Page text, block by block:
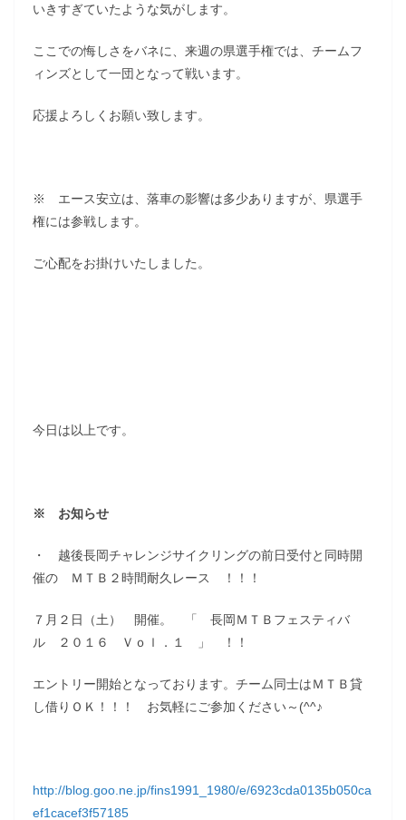
いきすぎていたような気がします。
ここでの悔しさをバネに、来週の県選手権では、チームフ
ィンズとして一団となって戦います。
応援よろしくお願い致します。
※ エース安立は、落車の影響は多少ありますが、県選手
権には参戦します。
ご心配をお掛けいたしました。
今日は以上です。
※ お知らせ
・ 越後長岡チャレンジサイクリングの前日受付と同時開
催の ＭＴＢ２時間耐久レース ！！！
７月２日（土） 開催。 「 長岡ＭＴＢフェスティバ
ル ２０１６ Ｖｏｌ．１ 」 ！！
エントリー開始となっております。チーム同士はＭＴＢ貸
し借りＯＫ！！！ お気軽にご参加ください～(^^♪
http://blog.goo.ne.jp/fins1991_1980/e/6923cda0135b050ca
ef1cacef3f57185